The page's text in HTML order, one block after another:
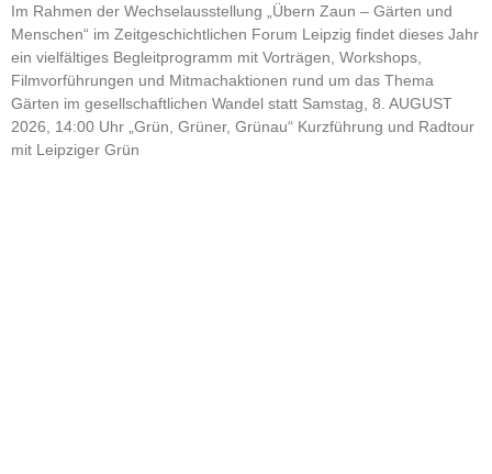
Im Rahmen der Wechselausstellung „Übern Zaun – Gärten und
Menschen“ im Zeitgeschichtlichen Forum Leipzig findet dieses Jahr
ein vielfältiges Begleitprogramm mit Vorträgen, Workshops,
Filmvorführungen und Mitmachaktionen rund um das Thema
Gärten im gesellschaftlichen Wandel statt Samstag, 8. AUGUST
2026, 14:00 Uhr „Grün, Grüner, Grünau“ Kurzführung und Radtour
mit Leipziger Grün